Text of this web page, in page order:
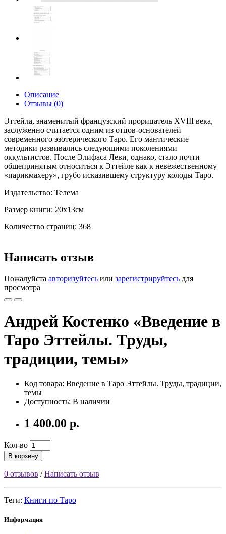
Описание
Отзывы (0)
Эттейла, знаменитый французский прорицатель XVIII века,
заслуженно считается одним из отцов-основателей
современного эзотерического Таро. Его мантические
методики развивались следующими поколениями
оккультистов. После Элифаса Леви, однако, стало почти
общепринятым относиться к Эттейле как к невежественному
«парикмахеру», грубо исказившему структуру колоды Таро.
Издательство: Телема
Размер книги: 20х13см
Количество страниц: 368
Написать отзыв
Пожалуйста авторизуйтесь или зарегистрируйтесь для
просмотра
Андрей Костенко «Введение в
Таро Эттейлы. Труды,
традиции, темы»
Код товара: Введение в Таро Эттейлы. Труды, традиции,
темы
Доступность: В наличии
1 400.00 р.
Кол-во
В корзину
0 отзывов /Написать отзыв
Теги: Книги по Таро
Информация